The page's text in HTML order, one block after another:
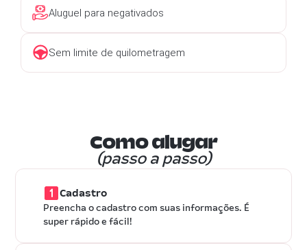
Aluguel para negativados
Sem limite de quilometragem
Como alugar
(passo a passo)
Cadastro
Preencha o cadastro com suas informações. É
super rápido e fácil!